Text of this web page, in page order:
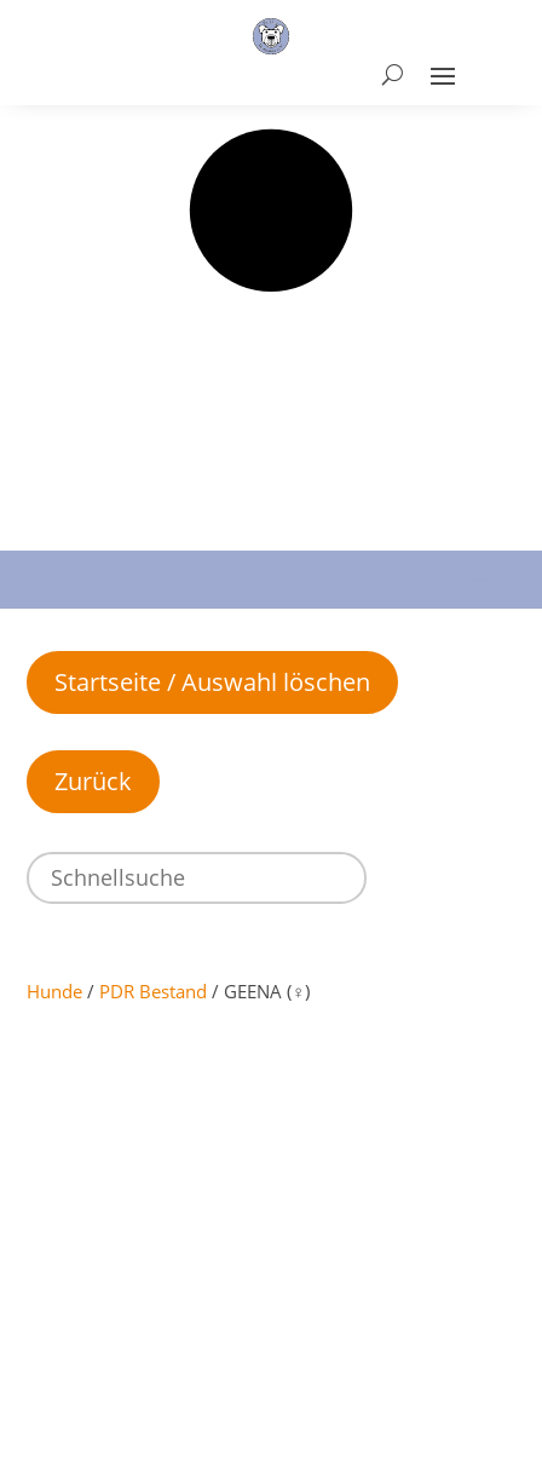
Startseite / Auswahl löschen
Hunde / PDR Bestand / GEENA (♀)